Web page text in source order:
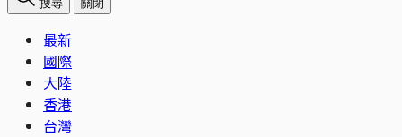
搜尋 關閉
最新
國際
大陸
香港
台灣